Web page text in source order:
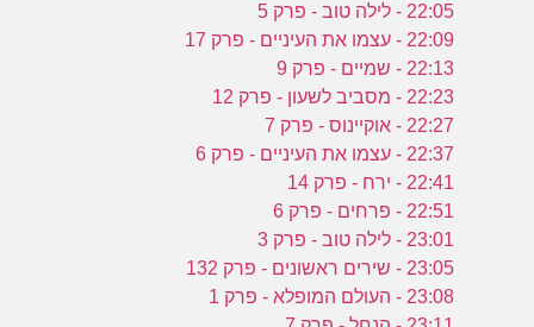
22:05 - לילה טוב - פרק 5
22:09 - עצמו את העיניים - פרק 17
22:13 - שמיים - פרק 9
22:23 - מסביב לשעון - פרק 12
22:27 - אוקיינוס - פרק 7
22:37 - עצמו את העיניים - פרק 6
22:41 - ירח - פרק 14
22:51 - פרחים - פרק 6
23:01 - לילה טוב - פרק 3
23:05 - שירים ראשונים - פרק 132
23:08 - העולם המופלא - פרק 1